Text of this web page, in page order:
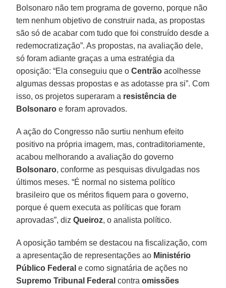
Bolsonaro não tem programa de governo, porque não
tem nenhum objetivo de construir nada, as propostas
são só de acabar com tudo que foi construído desde a
redemocratização”. As propostas, na avaliação dele,
só foram adiante graças a uma estratégia da
oposição: “Ela conseguiu que oCentrão acolhesse
algumas dessas propostas e as adotasse pra si”. Com
isso, os projetos superaram a resistência de
Bolsonaro e foram aprovados.
A ação do Congresso não surtiu nenhum efeito
positivo na própria imagem, mas, contraditoriamente,
acabou melhorando a avaliação do governo
Bolsonaro, conforme as pesquisas divulgadas nos
últimos meses. “É normal no sistema político
brasileiro que os méritos fiquem para o governo,
porque é quem executa as políticas que foram
aprovadas”, dizQueiroz, o analista político.
A oposição também se destacou na fiscalização, com
a apresentação de representações ao Ministério
Público Federal e como signatária de ações no
Supremo Tribunal Federal contraomissões